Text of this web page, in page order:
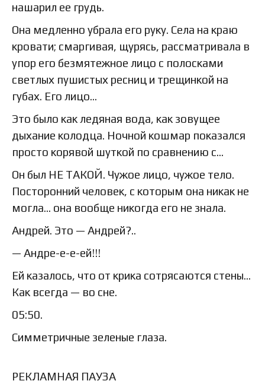
нашарил ее грудь.
Она медленно убрала его руку. Села на краю
кровати; смаргивая, щурясь, рассматривала в
упор его безмятежное лицо с полосками
светлых пушистых ресниц и трещинкой на
губах. Его лицо…
Это было как ледяная вода, как зовущее
дыхание колодца. Ночной кошмар показался
просто корявой шуткой по сравнению с…
Он был НЕ ТАКОЙ. Чужое лицо, чужое тело.
Посторонний человек, с которым она никак не
могла… она вообще никогда его не знала.
Андрей. Это — Андрей?..
— Андре-е-е-ей!!!
Ей казалось, что от крика сотрясаются стены…
Как всегда — во сне.
05:50.
Симметричные зеленые глаза.
РЕКЛАМНАЯ ПАУЗА